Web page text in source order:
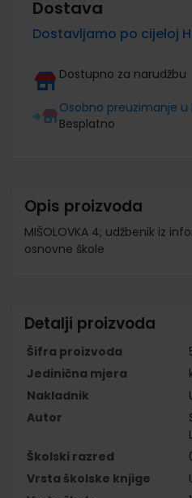
Dostava
Dostavljamo po cijeloj
Dostupno za narudžbu
Osobno preuzimanje u
Besplatno
Opis proizvoda
MIŠOLOVKA 4; udžbenik iz
osnovne škole
Detalji proizvoda
Šifra proizvoda
Jedinična mjera
Nakladnik
Autor
Školski razred
Vrsta školske knjige